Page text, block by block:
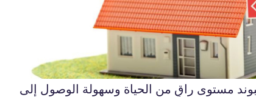
مستوى راقٍ من الحياة وسهولة الوصول إلى